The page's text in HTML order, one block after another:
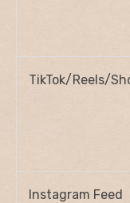
TikTok/Reels/
Instagram Feed